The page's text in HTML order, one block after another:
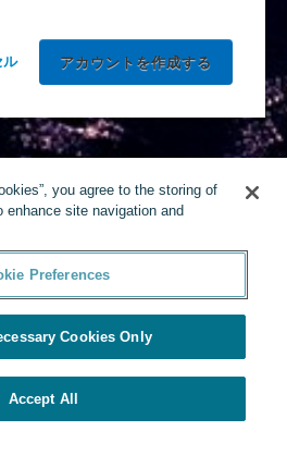
ル
you agree to the storing of
site navigation and
Preferences
Cookies Only
Accept All